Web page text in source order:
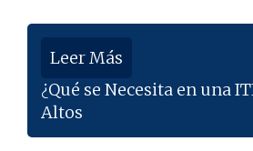
Leer Más
¿Qué se Necesita en una
Altos